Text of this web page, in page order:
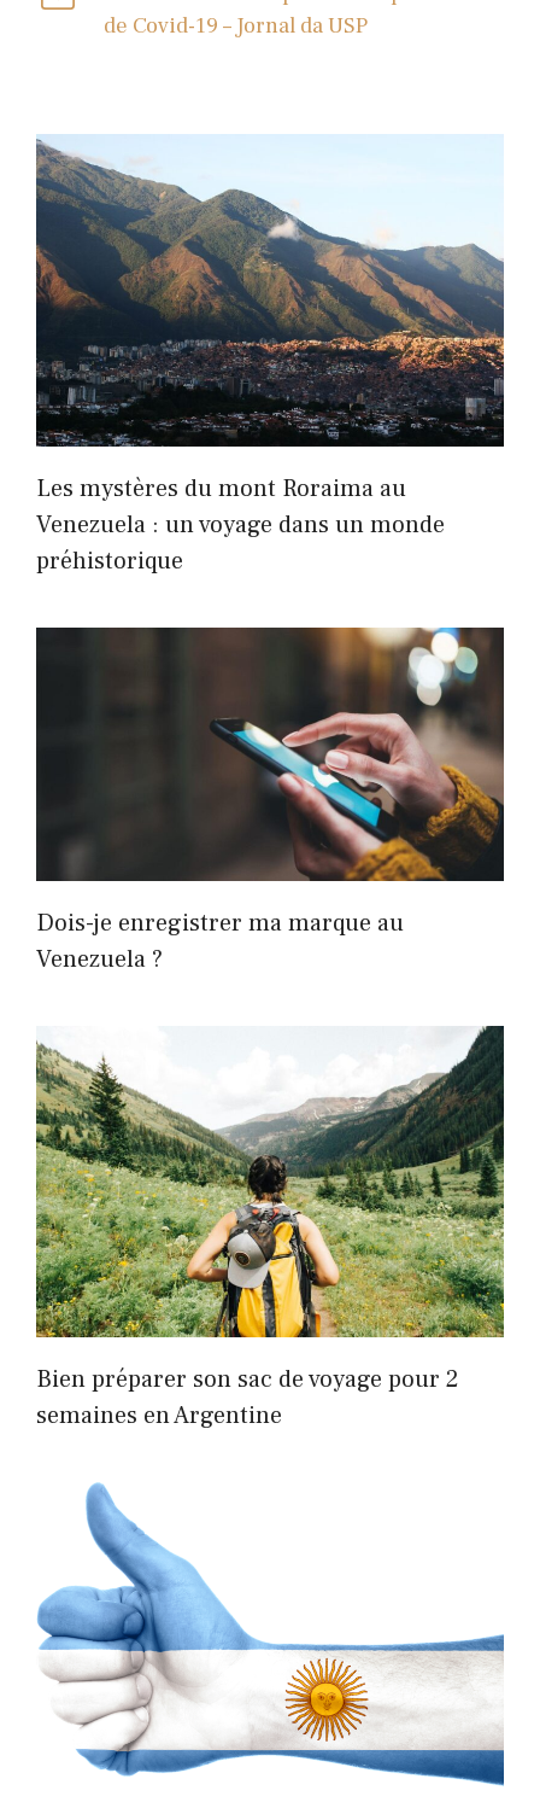
de Covid-19 – Jornal da USP
Les mystères du mont Roraima au
Venezuela : un voyage dans un monde
préhistorique
Dois-je enregistrer ma marque au
Venezuela ?
Bien préparer son sac de voyage pour 2
semaines en Argentine